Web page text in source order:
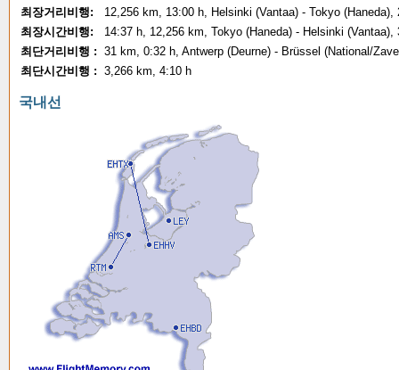
최장거리비행:
12,256 km, 13:00 h, Helsinki (Vantaa) - Tokyo (Haneda),
최장시간비행:
14:37 h, 12,256 km, Tokyo (Haneda) - Helsinki (Vantaa),
최단거리비행 : 31 km, 0:32 h, Antwerp (Deurne) - Brüssel (National/
최단시간비행 : 3,266 km, 4:10 h
국내선